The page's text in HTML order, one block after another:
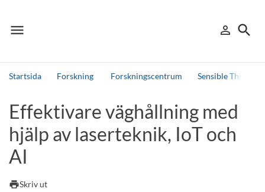
menu
Meny person_outline
Logga in
search
Sök
Startsida Forskning Forskningscentrum Sensible Things
Andra söktjänster
Detta är vår testmiljö - endast testdata
Effektivare väghållning med
hjälp av laserteknik, IoT och
AI
printSkriv ut